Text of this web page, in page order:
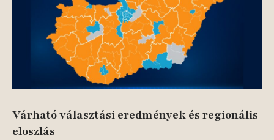
Várható választási eredmények és regionális
eloszlás